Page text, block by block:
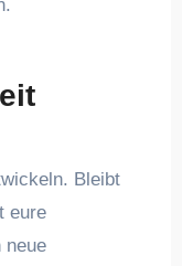
Bleibt
eure
neue